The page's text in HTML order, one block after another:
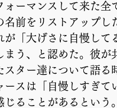
ォーマンスして来た全
名前をリストアップし
が「大げさに自慢して
まう、と認めた。彼が
スター達について語る
ースは「自慢しすぎて
じることがあるという